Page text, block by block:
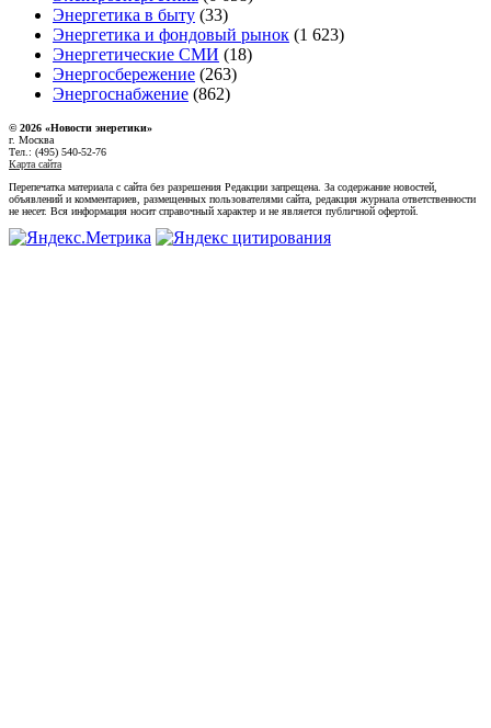
Энергетика в быту (33)
Энергетика и фондовый рынок (1 623)
Энергетические СМИ (18)
Энергосбережение (263)
Энергоснабжение (862)
© 2026 «Новости энеретики»
г. Москва
Тел.: (495) 540-52-76
Карта сайта
Перепечатка материала с сайта без разрешения Редакции запрещена. За содержание новостей,
объявлений и комментариев, размещенных пользователями сайта, редакция журнала ответственности
не несет. Вся информация носит справочный характер и не является публичной офертой.